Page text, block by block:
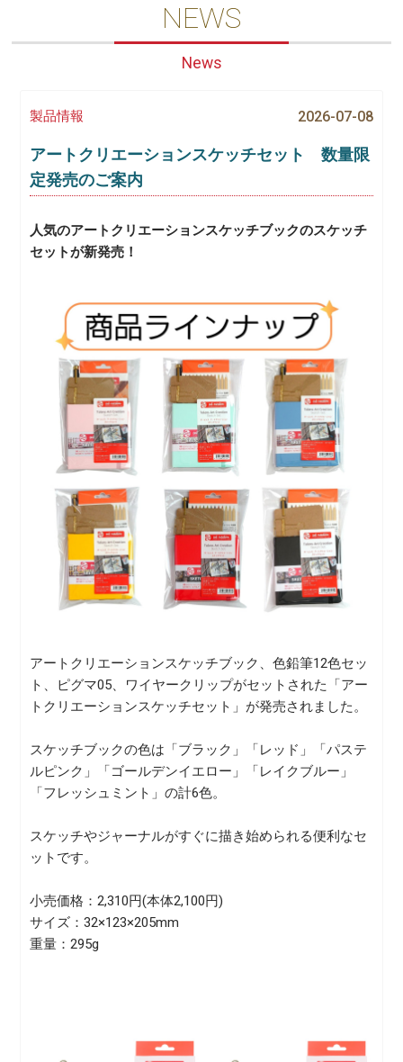
NEWS
News
製品情報 2026-07-08
アートクリエーションスケッチセット 数量限
定発売のご案内
人気のアートクリエーションスケッチブックのスケッチ
セットが新発売！
アートクリエーションスケッチブック、色鉛筆12色セッ
ト、ピグマ05、ワイヤークリップがセットされた「アー
トクリエーションスケッチセット」が発売されました。
スケッチブックの色は「ブラック」「レッド」「パステ
ルピンク」「ゴールデンイエロー」「レイクブルー」
「フレッシュミント」の計6色。
スケッチやジャーナルがすぐに描き始められる便利なセ
ットです。
小売価格：2,310円(本体2,100円)
サイズ：32×123×205mm
重量：295g